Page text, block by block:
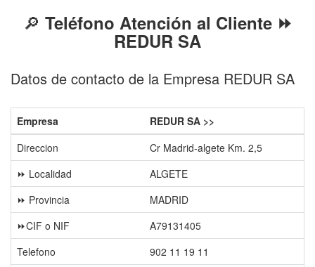
🔎 Teléfono Atención al Cliente ⏩
REDUR SA
Datos de contacto de la Empresa REDUR SA
Empresa
REDUR SA >>
Direccion
Cr Madrid-algete Km. 2,5
⏩ Localidad
ALGETE
⏩ Provincia
MADRID
⏩CIF o NIF
A79131405
Telefono
902 11 19 11